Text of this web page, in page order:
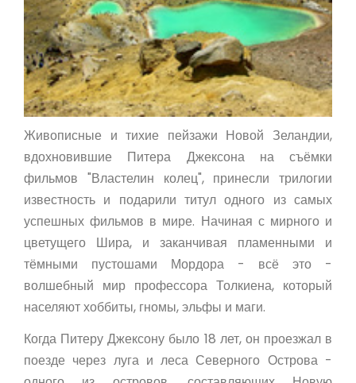
Живописные и тихие пейзажи Новой Зеландии,
вдохновившие Питера Джексона на съёмки
фильмов "Властелин колец", принесли трилогии
известность и подарили титул одного из самых
успешных фильмов в мире. Начиная с мирного и
цветущего Шира, и заканчивая пламенными и
тёмными пустошами Мордора - всё это -
волшебный мир профессора Толкиена, который
населяют хоббиты, гномы, эльфы и маги.
Когда Питеру Джексону было 18 лет, он проезжал в
поезде через луга и леса Северного Острова -